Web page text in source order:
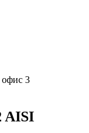
офис 3
AISI